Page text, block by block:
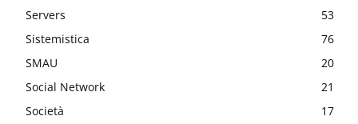
Servers
53
Sistemistica
76
SMAU
20
Social Network
21
Società
17